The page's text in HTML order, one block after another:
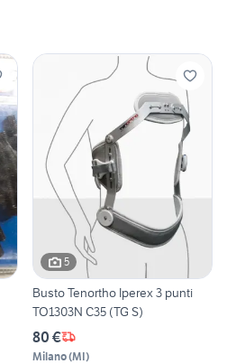
5
Busto Tenortho Iperex 3 punti
TO1303N C35 (TG S)
80 €
Milano(MI)